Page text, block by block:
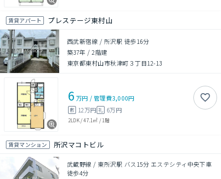
賃貸アパート プレステージ東村山
西武新宿線 / 所沢駅 徒歩16分
築37年 /2階建
東京都東村山市秋津町３丁目12-13
6 万円 /管理費3,000円
敷 12万円 礼 6万円
2LDK/47.1㎡ / 1階
賃貸マンション 所沢マコトビル
武蔵野線 / 東所沢駅 バス15分 エステシティ中央下車
徒歩4分